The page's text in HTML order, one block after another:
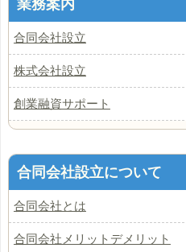
業務案内
合同会社設立
株式会社設立
創業融資サポート
合同会社設立について
合同会社とは
合同会社メリットデメリット